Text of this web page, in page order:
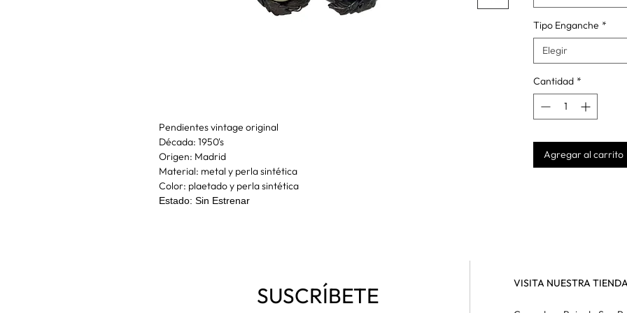
Pendientes vintage original
Década: 1950's
Origen: Madrid
Material: metal y perla sintética
Color: plaetado y perla sintética
Estado: Sin Estrenar
Tipo Enganche *
Elegir
Cantidad *
Agregar al carrito
SUSCRÍBETE VISITA NUESTRA